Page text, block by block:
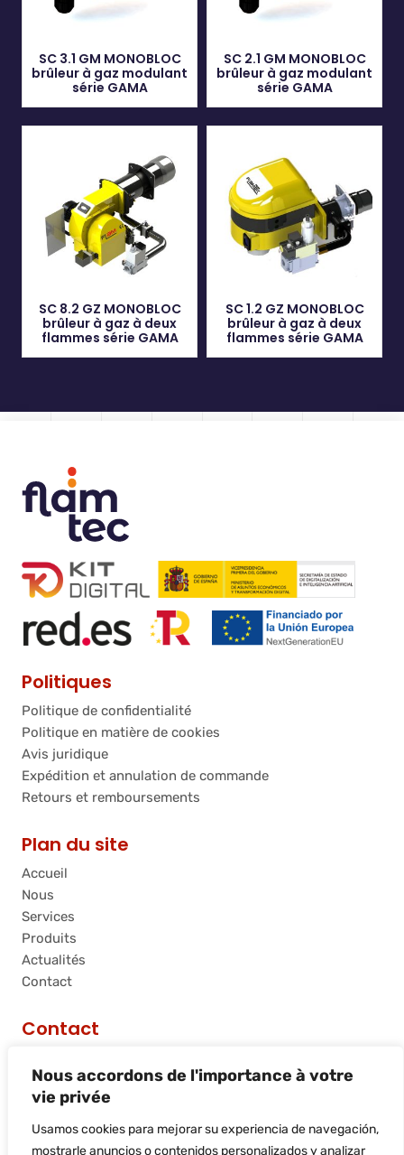
Nous accordons de l'importance à votre
vie privée
Usamos cookies para mejorar su experiencia de navegación,
mostrarle anuncios o contenidos personalizados y analizar
SC 3.1 GM MONOBLOC
brûleur à gaz modulant
série GAMA
SC 2.1 GM MONOBLOC
brûleur à gaz modulant
série GAMA
SC 8.2 GZ MONOBLOC
brûleur à gaz à deux
flammes série GAMA
SC 1.2 GZ MONOBLOC
brûleur à gaz à deux
flammes série GAMA
Politiques
Politique de confidentialité
Politique en matière de cookies
Avis juridique
Expédition et annulation de commande
Retours et remboursements
Plan du site
Accueil
Nous
Services
Produits
Actualités
Contact
Contact
Andreu de la Barca, Barcelona
info@flamtec.es
+34 937 06 00 52
Flamtec Combustión Ibérica, S.L.